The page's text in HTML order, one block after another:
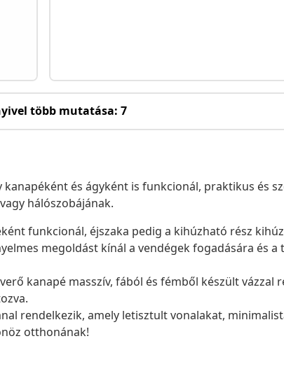
több mutatása: 7
kanapéként és ágyként is funkcionál, praktikus és
hálószobájának.
funkcionál, éjszaka pedig a kihúzható rész
megoldást kínál a vendégek fogadására és a
kanapé masszív, fából és fémből készült vázzal
rendelkezik, amely letisztult vonalakat,
otthonának!